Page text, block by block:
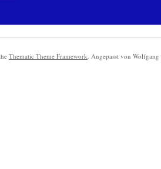
Thematic Theme Framework. Angepasst von